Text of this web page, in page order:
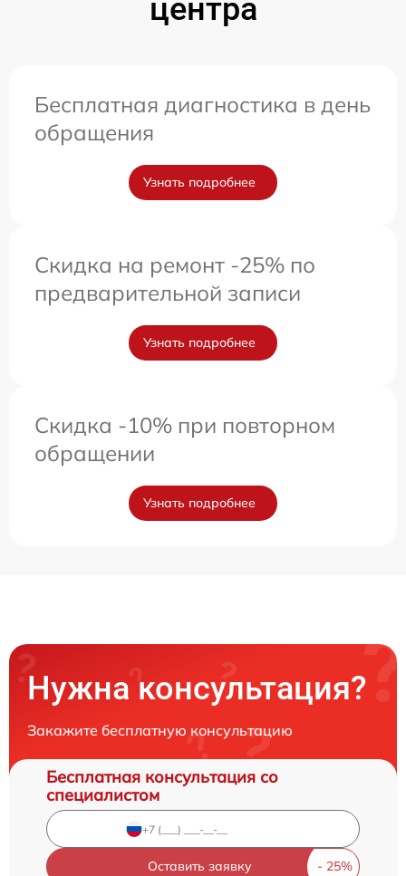
центра
Бесплатная диагностика в день
обращения
Узнать подробнее
Скидка на ремонт -25% по
предварительной записи
Узнать подробнее
Скидка -10% при повторном
обращении
Узнать подробнее
Нужна консультация?
Закажите бесплатную консультацию
Бесплатная консультация со
специалистом
Оставить заявку